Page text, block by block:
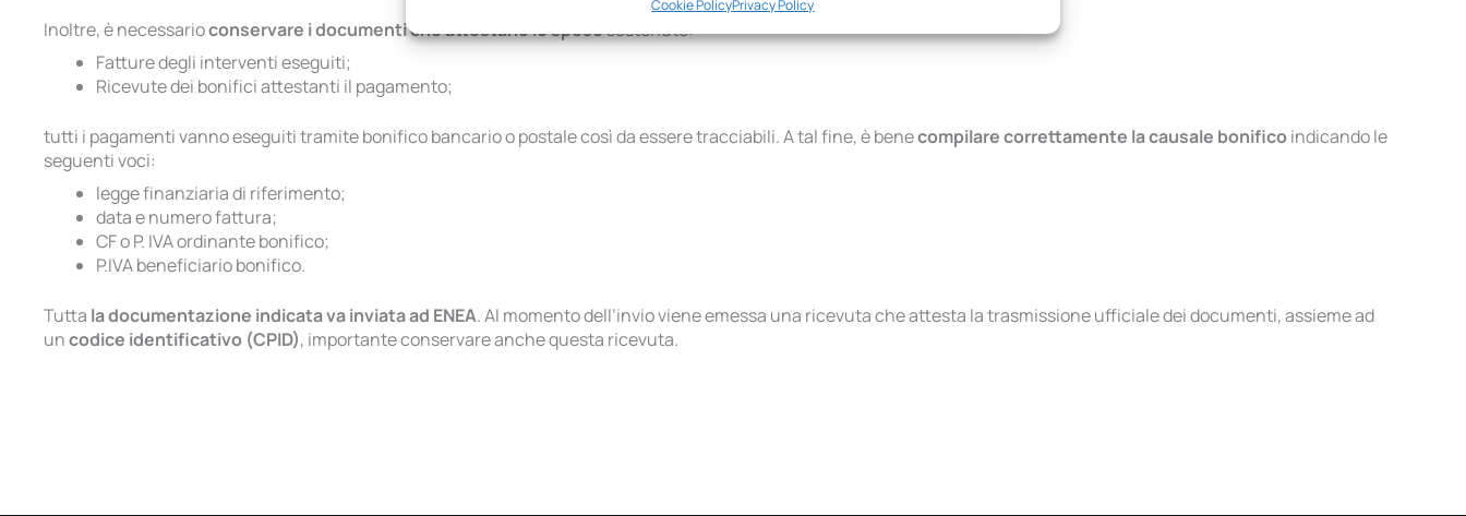
errori, Erogare e presentare pubblicità e contenuto, Salvare e
Cookie PolicyPrivacy Policy
Inoltre, è necessarioconservare i documenti che attestano le spesesostenute:
Fatture degli interventi eseguiti;
Ricevute dei bonifici attestanti il pagamento;
tutti i pagamenti vanno eseguiti tramite bonifico bancario o postale così da essere tracciabili. A tal fine, è benecompilare correttamente la causale bonificoindicando le
seguenti voci:
legge finanziaria di riferimento;
data e numero fattura;
CF o P. IVA ordinante bonifico;
P.IVA beneficiario bonifico.
Tutta la documentazione indicata va inviata ad ENEA. Al momento dell’invio viene emessa una ricevuta che attesta la trasmissione ufficiale dei documenti, assieme ad
uncodice identificativo (CPID), importante conservare anche questa ricevuta.